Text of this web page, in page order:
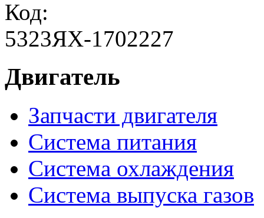
Код:
5323ЯХ-1702227
Двигатель
Запчасти двигателя
Система питания
Система охлаждения
Система выпуска газов